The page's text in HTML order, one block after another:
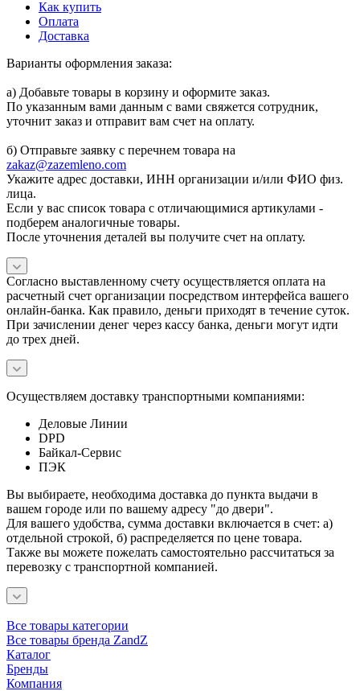
Как купить
Оплата
Доставка
Варианты оформления заказа:
а) Добавьте товары в корзину и оформите заказ.
По указанным вами данным с вами свяжется сотрудник,
уточнит заказ и отправит вам счет на оплату.
б) Отправьте заявку с перечнем товара на
zakaz@zazemleno.com
Укажите адрес доставки, ИНН организации и/или ФИО физ.
лица.
Если у вас список товара с отличающимися артикулами -
подберем аналогичные товары.
После уточнения деталей вы получите счет на оплату.
Согласно выставленному счету осуществляется оплата на
расчетный счет организации посредством интерфейса вашего
онлайн-банка. Как правило, деньги приходят в течение суток.
При зачислении денег через кассу банка, деньги могут идти
до трех дней.
Осуществляем доставку транспортными компаниями:
Деловые Линии
DPD
Байкал-Сервис
ПЭК
Вы выбираете, необходима доставка до пункта выдачи в
вашем городе или по вашему адресу "до двери".
Для вашего удобства, сумма доставки включается в счет: а)
отдельной строкой, б) распределяется по цене товара.
Также вы можете пожелать самостоятельно рассчитаться за
перевозку с транспортной компанией.
Все товары категории
Все товары бренда ZandZ
Каталог
Бренды
Компания